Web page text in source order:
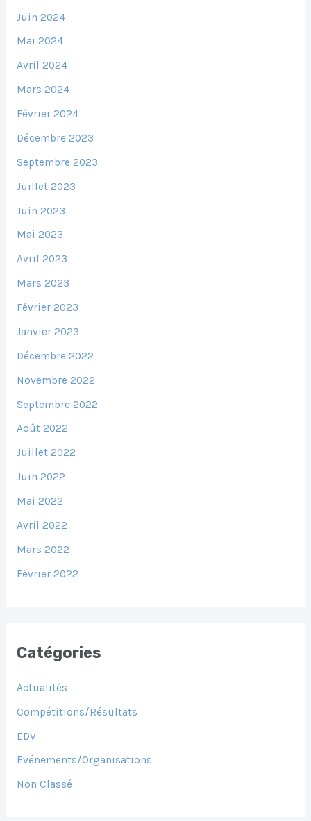
Juin 2024
Mai 2024
Avril 2024
Mars 2024
Février 2024
Décembre 2023
Septembre 2023
Juillet 2023
Juin 2023
Mai 2023
Avril 2023
Mars 2023
Février 2023
Janvier 2023
Décembre 2022
Novembre 2022
Septembre 2022
Août 2022
Juillet 2022
Juin 2022
Mai 2022
Avril 2022
Mars 2022
Février 2022
Catégories
Actualités
Compétitions/Résultats
EDV
Evénements/Organisations
Non Classé